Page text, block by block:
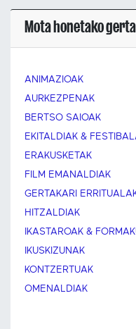
Mota honetako
ANIMAZIOAK
AURKEZPENAK
BERTSO SAIOAK
EKITALDIAK &
ERAKUSKETAK
FILM EMANALDIAK
GERTAKARI
HITZALDIAK
IKASTAROAK &
IKUSKIZUNAK
KONTZERTUAK
OMENALDIAK